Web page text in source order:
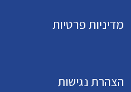
מדיניות פרטיות
הצהרת נגישות